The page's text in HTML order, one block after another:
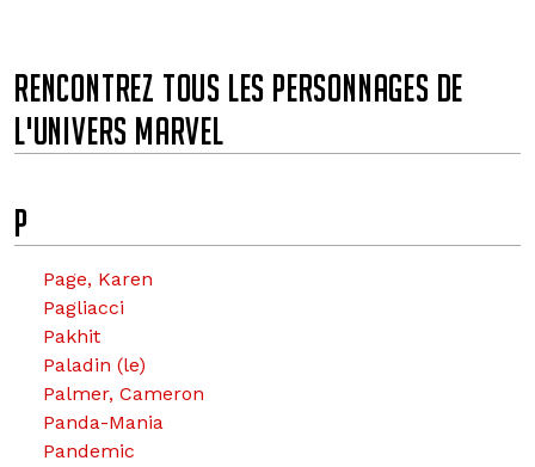
RENCONTREZ TOUS LES PERSONNAGES DE
L'UNIVERS MARVEL
P
Page, Karen
Pagliacci
Pakhit
Paladin (le)
Palmer, Cameron
Panda-Mania
Pandemic